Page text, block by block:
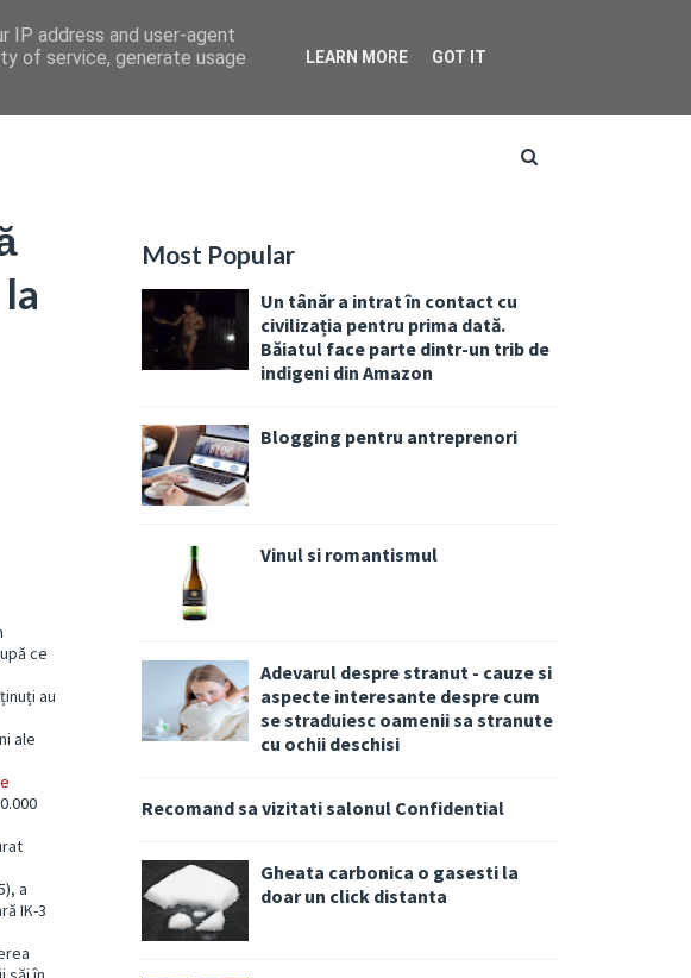
ce
au
ale
a
IK-3
Most Popular
Un tânăr a intrat în contact cu
civilizația pentru prima dată.
Băiatul face parte dintr-un trib de
indigeni din Amazon
Blogging pentru antreprenori
Vinul si romantismul
Adevarul despre stranut - cauze si
aspecte interesante despre cum
se straduiesc oamenii sa stranute
cu ochii deschisi
Recomand sa vizitati salonul Confidential
Gheata carbonica o gasesti la
doar un click distanta
IP address and user-agent
of service, generate usage
LEARN MORE GOT IT